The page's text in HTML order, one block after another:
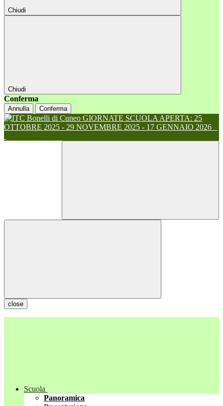
Chiudi
Chiudi
Conferma
Annulla Conferma
GIORNATE SCUOLA APERTA: 25
OTTOBRE 2025 - 29 NOVEMBRE 2025 - 17 GENNAIO 2026
close
Scuola
Panoramica